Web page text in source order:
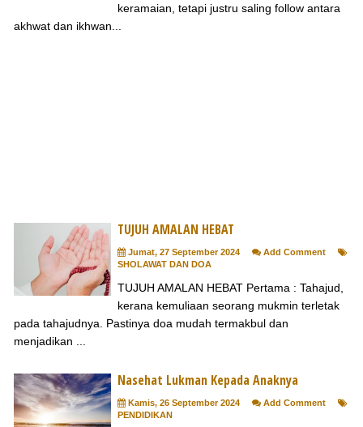
keramaian, tetapi justru saling follow antara
akhwat dan ikhwan...
TUJUH AMALAN HEBAT
Jumat, 27 September 2024
Add Comment
SHOLAWAT DAN DOA
TUJUH AMALAN HEBAT Pertama : Tahajud,
kerana kemuliaan seorang mukmin terletak
pada tahajudnya. Pastinya doa mudah termakbul dan
menjadikan ...
Nasehat Lukman Kepada Anaknya
Kamis, 26 September 2024
Add Comment
PENDIDIKAN